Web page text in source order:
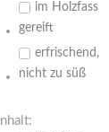
im Holzfass
gereift
erfrischend,
nicht zu süß
Inhalt: